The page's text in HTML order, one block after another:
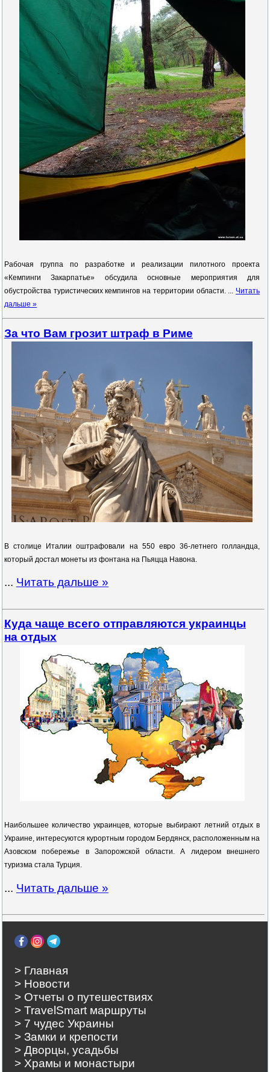
Рабочая группа по разработке и реализации пилотного проекта
«Кемпинги Закарпатье» обсудила основные мероприятия для
обустройства туристических кемпингов на территории области. ... Читать
дальше »
За что Вам грозит штраф в Риме
В столице Италии оштрафовали на 550 евро 36-летнего голландца,
который достал монеты из фонтана на Пьяцца Навона.
... Читать дальше »
Куда чаще всего отправляются украинцы
на отдых
Наибольшее количество украинцев, которые выбирают летний отдых в
Украине, интересуются курортным городом Бердянск, расположенным на
Азовском побережье в Запорожской области. А лидером внешнего
туризма стала Турция.
... Читать дальше »
> Главная
> Новости
> Отчеты о путешествиях
> TravelSmart маршруты
> 7 чудес Украины
> Замки и крепости
> Дворцы, усадьбы
> Храмы и монастыри